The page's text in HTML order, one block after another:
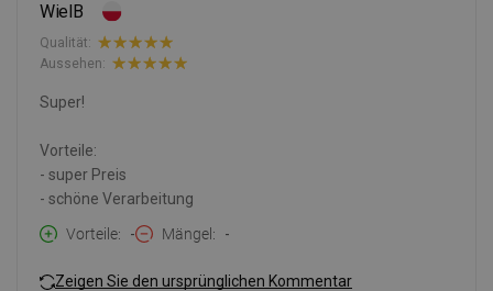
WielB
Qualität:
Aussehen:
Super!
Vorteile:
- super Preis
- schöne Verarbeitung
Vorteile
- Mängel -
Zeigen Sie den ursprünglichen Kommentar